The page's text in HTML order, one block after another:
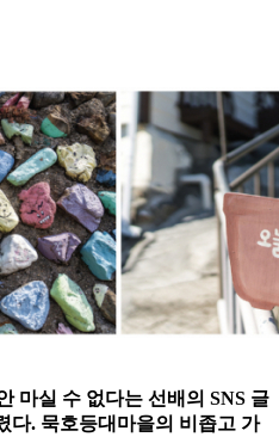
마실 수 없다는 선배의 SNS 글
다. 묵호등대마을의 비좁고 가